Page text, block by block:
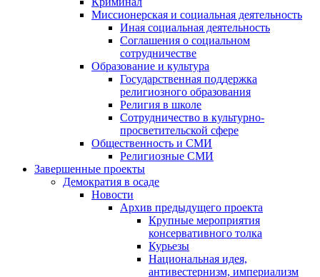
Миссионерская и социальная деятельность
Иная социальная деятельность
Соглашения о социальном
сотрудничестве
Образование и культура
Государственная поддержка
религиозного образования
Религия в школе
Сотрудничество в культурно-
просветительской сфере
Общественность и СМИ
Религиозные СМИ
Завершенные проекты
Демократия в осаде
Новости
Архив предыдущего проекта
Крупные мероприятия
консервативного толка
Курьезы
Национальная идея,
антивестернизм, империализм